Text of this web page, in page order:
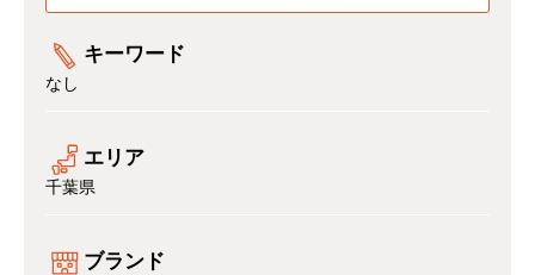
キーワード
なし
エリア
千葉県
ブランド